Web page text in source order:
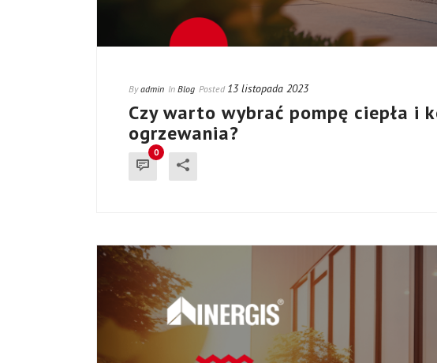
By admin In Blog Posted 13 listopada 2023
Czy warto wybrać pompę ciepła i
ogrzewania?
0